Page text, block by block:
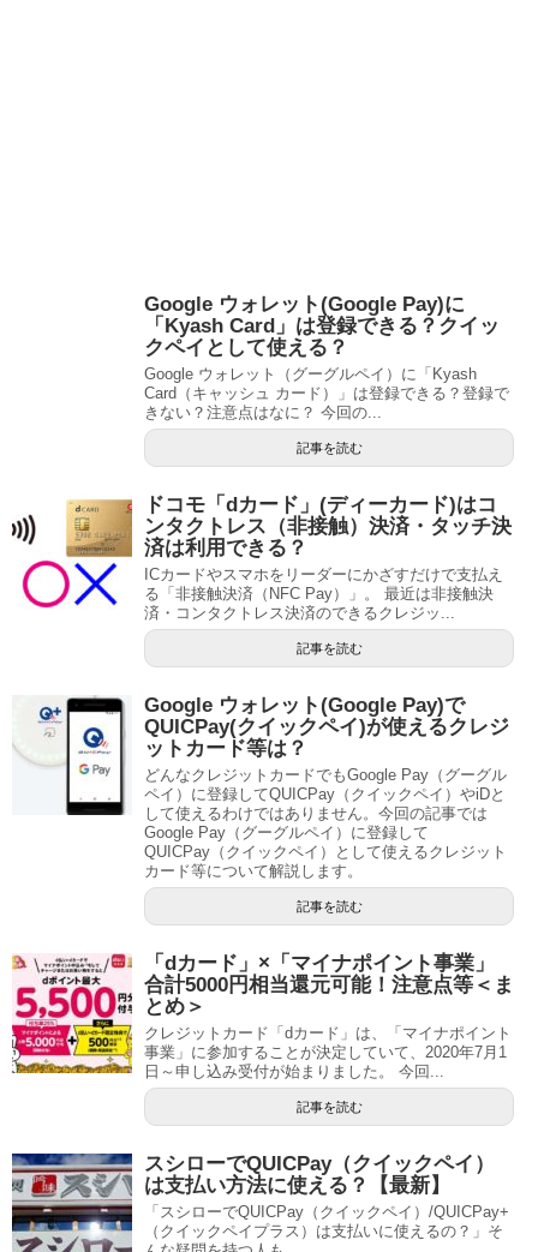
Google ウォレット(Google Pay)に
「Kyash Card」は登録できる？クイッ
クペイとして使える？
Google ウォレット（グーグルペイ）に「Kyash
Card（キャッシュ カード）」は登録できる？登録で
きない？注意点はなに？ 今回の...
記事を読む
ドコモ「dカード」(ディーカード)はコ
ンタクトレス（非接触）決済・タッチ決
済は利用できる？
ICカードやスマホをリーダーにかざすだけで支払え
る「非接触決済（NFC Pay）」。 最近は非接触決
済・コンタクトレス決済のできるクレジッ...
記事を読む
Google ウォレット(Google Pay)で
QUICPay(クイックペイ)が使えるクレジ
ットカード等は？
どんなクレジットカードでもGoogle Pay（グーグル
ペイ）に登録してQUICPay（クイックペイ）やiDと
して使えるわけではありません。今回の記事では
Google Pay（グーグルペイ）に登録して
QUICPay（クイックペイ）として使えるクレジット
カード等について解説します。
記事を読む
「dカード」×「マイナポイント事業」
合計5000円相当還元可能！注意点等＜ま
とめ＞
クレジットカード「dカード」は、「マイナポイント
事業」に参加することが決定していて、2020年7月1
日～申し込み受付が始まりました。 今回...
記事を読む
スシローでQUICPay（クイックペイ）
は支払い方法に使える？【最新】
「スシローでQUICPay（クイックペイ）/QUICPay+
（クイックペイプラス）は支払いに使えるの？」そ